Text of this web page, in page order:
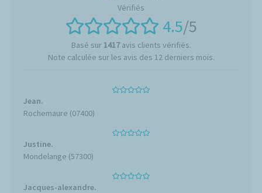
4.5/5
Basé sur 1417avis clients vérifiés.
Note calculée sur les avis des 12 derniers mois.
Jean.
Rochemaure (07400)
Justine.
Mondelange (57300)
Jacques-alexandre.